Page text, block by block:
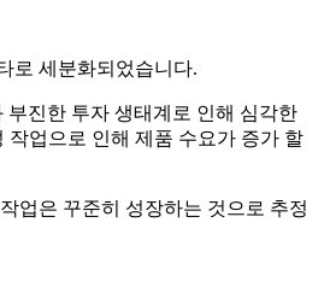
로 세분화되었습니다.
부진한 투자 생태계로 인해 심각한
작업으로 인해 제품 수요가 증가 할
업은 꾸준히 성장하는 것으로 추정